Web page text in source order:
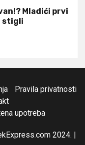
Mladići prvi
stigli
Pravila privatnosti
upotreba
2024. |